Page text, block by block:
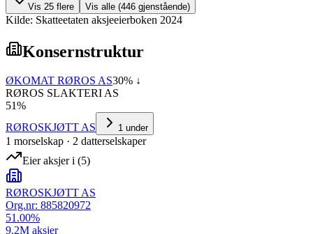
Vis 25 flere Vis alle (446 gjenstående)
Kilde: Skatteetaten aksjeeierboken 2024
Konsernstruktur
ØKOMAT RØROS AS30% ↓
RØROS SLAKTERI AS
51%
RØROSKJØTT AS
1 under
1 morselskap · 2 datterselskaper
Eier aksjer i (5)
RØROSKJØTT AS
Org.nr: 885820972
51.00%
9.2M aksjer